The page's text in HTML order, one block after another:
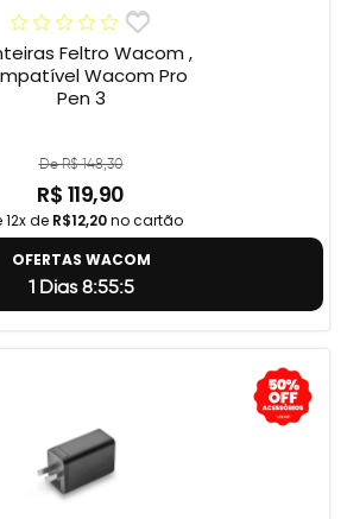
Feltro Wacom ,
Wacom Pro
Pen 3
De R$ 148,30
R$ 119,90
12x de R$12,20no cartão
OFERTAS WACOM
1 Dias 8:55:4